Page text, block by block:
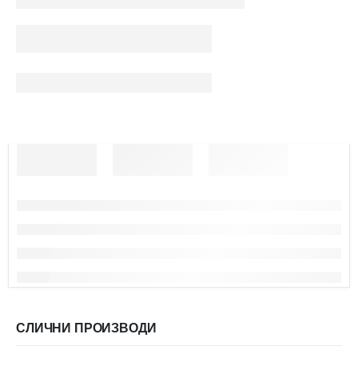
СЛИЧНИ ПРОИЗВОДИ